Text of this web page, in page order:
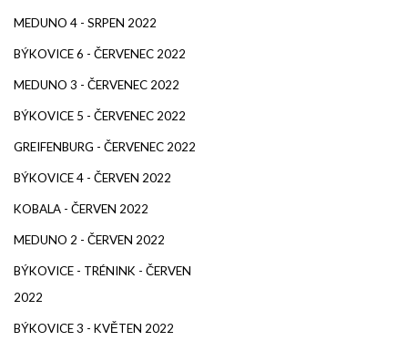
MEDUNO 4 - SRPEN 2022
BÝKOVICE 6 - ČERVENEC 2022
MEDUNO 3 - ČERVENEC 2022
BÝKOVICE 5 - ČERVENEC 2022
GREIFENBURG - ČERVENEC 2022
BÝKOVICE 4 - ČERVEN 2022
KOBALA - ČERVEN 2022
MEDUNO 2 - ČERVEN 2022
BÝKOVICE - TRÉNINK - ČERVEN
2022
BÝKOVICE 3 - KVĚTEN 2022